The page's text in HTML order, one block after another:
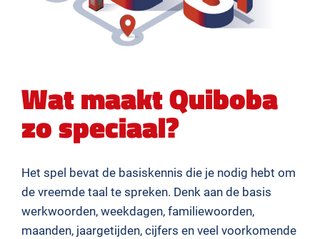
Wat maakt Quiboba
zo speciaal?
Het spel bevat de basiskennis die je nodig hebt om
de vreemde taal te spreken. Denk aan de basis
werkwoorden, weekdagen, familiewoorden,
maanden, jaargetijden, cijfers en veel voorkomende